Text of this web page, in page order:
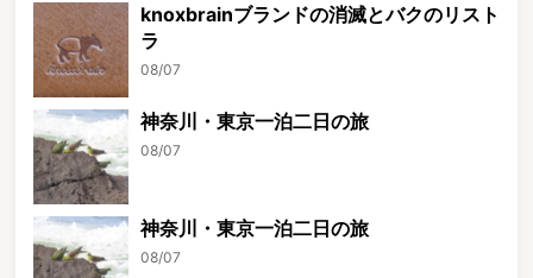
knoxbrainブランドの消滅とバクのリスト
ラ
08/07
神奈川・東京一泊二日の旅
08/07
神奈川・東京一泊二日の旅
08/07